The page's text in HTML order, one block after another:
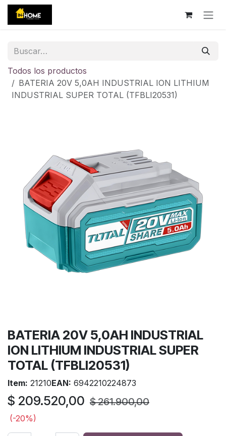
Ir al contenido
Todos los productos
BATERIA 20V 5,0AH INDUSTRIAL ION LITHIUM
INDUSTRIAL SUPER TOTAL (TFBLI20531)
BATERIA 20V 5,0AH INDUSTRIAL
ION LITHIUM INDUSTRIAL SUPER
TOTAL (TFBLI20531)
Item: 21210EAN: 6942210224873
$ 209.520,00 $261.900,00
(-20%)